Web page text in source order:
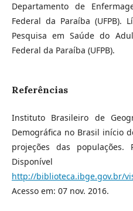
Departamento de
Federal da Paraíba (UFPB).
Pesquisa em Saúde do
Federal da Paraíba (UFPB).
Referências
Instituto Brasileiro de
Demográfica no Brasil início
projeções das populações.
http://biblioteca.ibge.gov.br/
Acesso em: 07 nov. 2016.